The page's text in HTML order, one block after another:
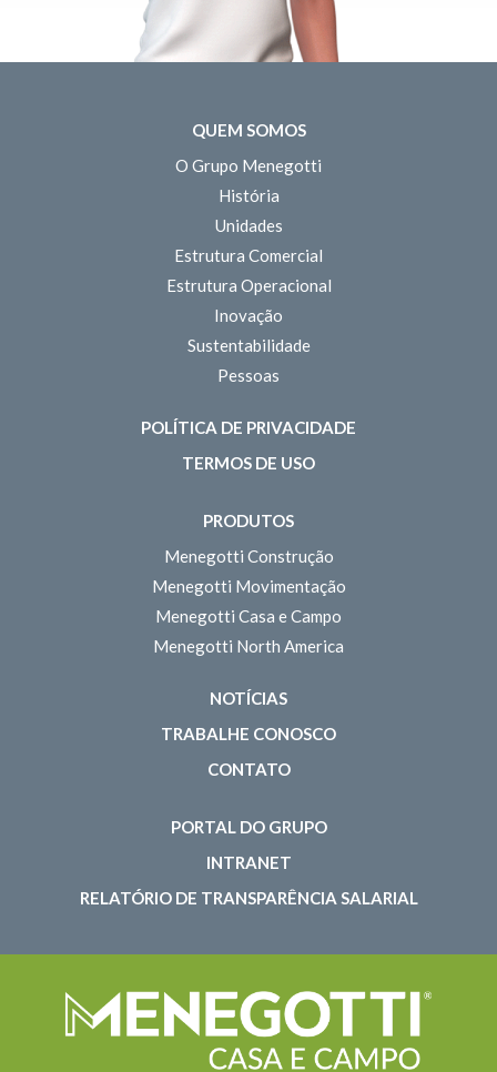
QUEM SOMOS
O Grupo Menegotti
História
Unidades
Estrutura Comercial
Estrutura Operacional
Inovação
Sustentabilidade
Pessoas
POLÍTICA DE PRIVACIDADE
TERMOS DE USO
PRODUTOS
Menegotti Construção
Menegotti Movimentação
Menegotti Casa e Campo
Menegotti North America
NOTÍCIAS
TRABALHE CONOSCO
CONTATO
PORTAL DO GRUPO
INTRANET
RELATÓRIO DE TRANSPARÊNCIA SALARIAL